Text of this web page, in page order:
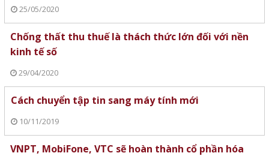
25/05/2020
Chống thất thu thuế là thách thức lớn đối với nền
kinh tế số
29/04/2020
Cách chuyển tập tin sang máy tính mới
10/11/2019
VNPT, MobiFone, VTC sẽ hoàn thành cổ phần hóa